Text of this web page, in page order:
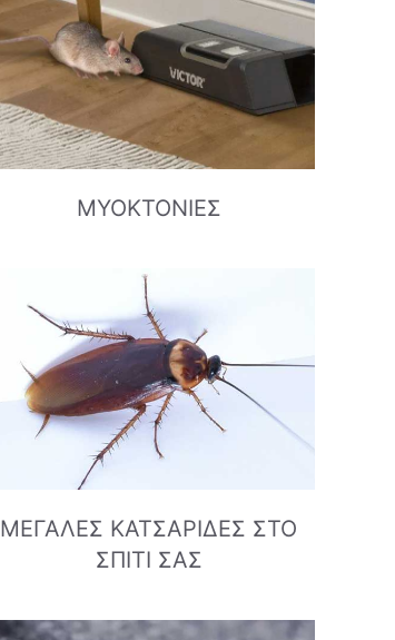
ΜΥΟΚΤΟΝΙΕΣ
ΜΕΓΑΛΕΣ ΚΑΤΣΑΡΙΔΕΣ ΣΤΟ
ΣΠΙΤΙ ΣΑΣ